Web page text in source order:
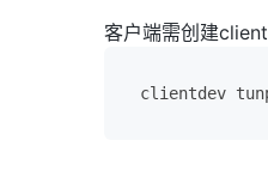
客户端需创建
clientdev